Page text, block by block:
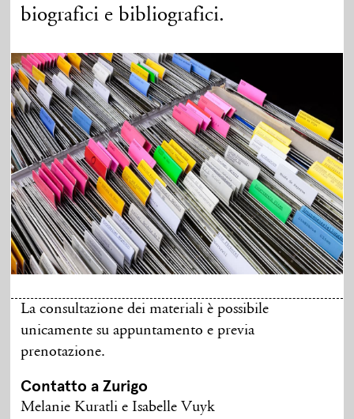
biografici e bibliografici.
La consultazione dei materiali è possibile
unicamente su appuntamento e previa
prenotazione.
Contatto a Zurigo
Melanie Kuratli e Isabelle Vuyk